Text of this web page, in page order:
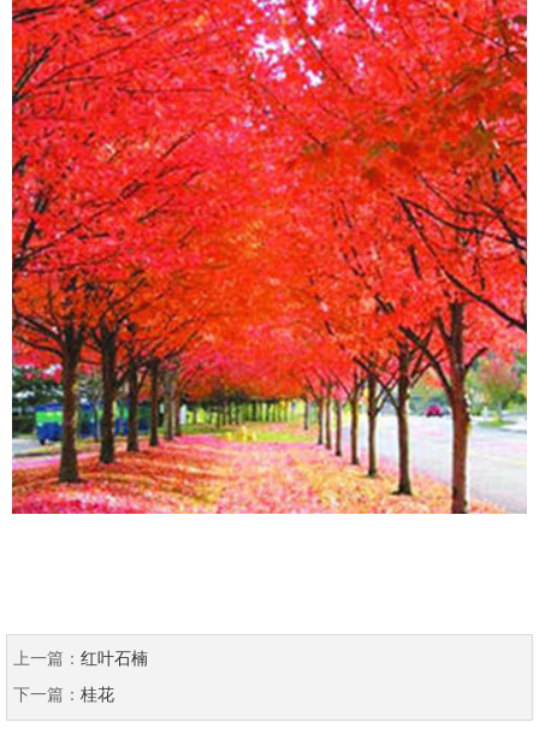
上一篇： 红叶石楠
下一篇： 桂花